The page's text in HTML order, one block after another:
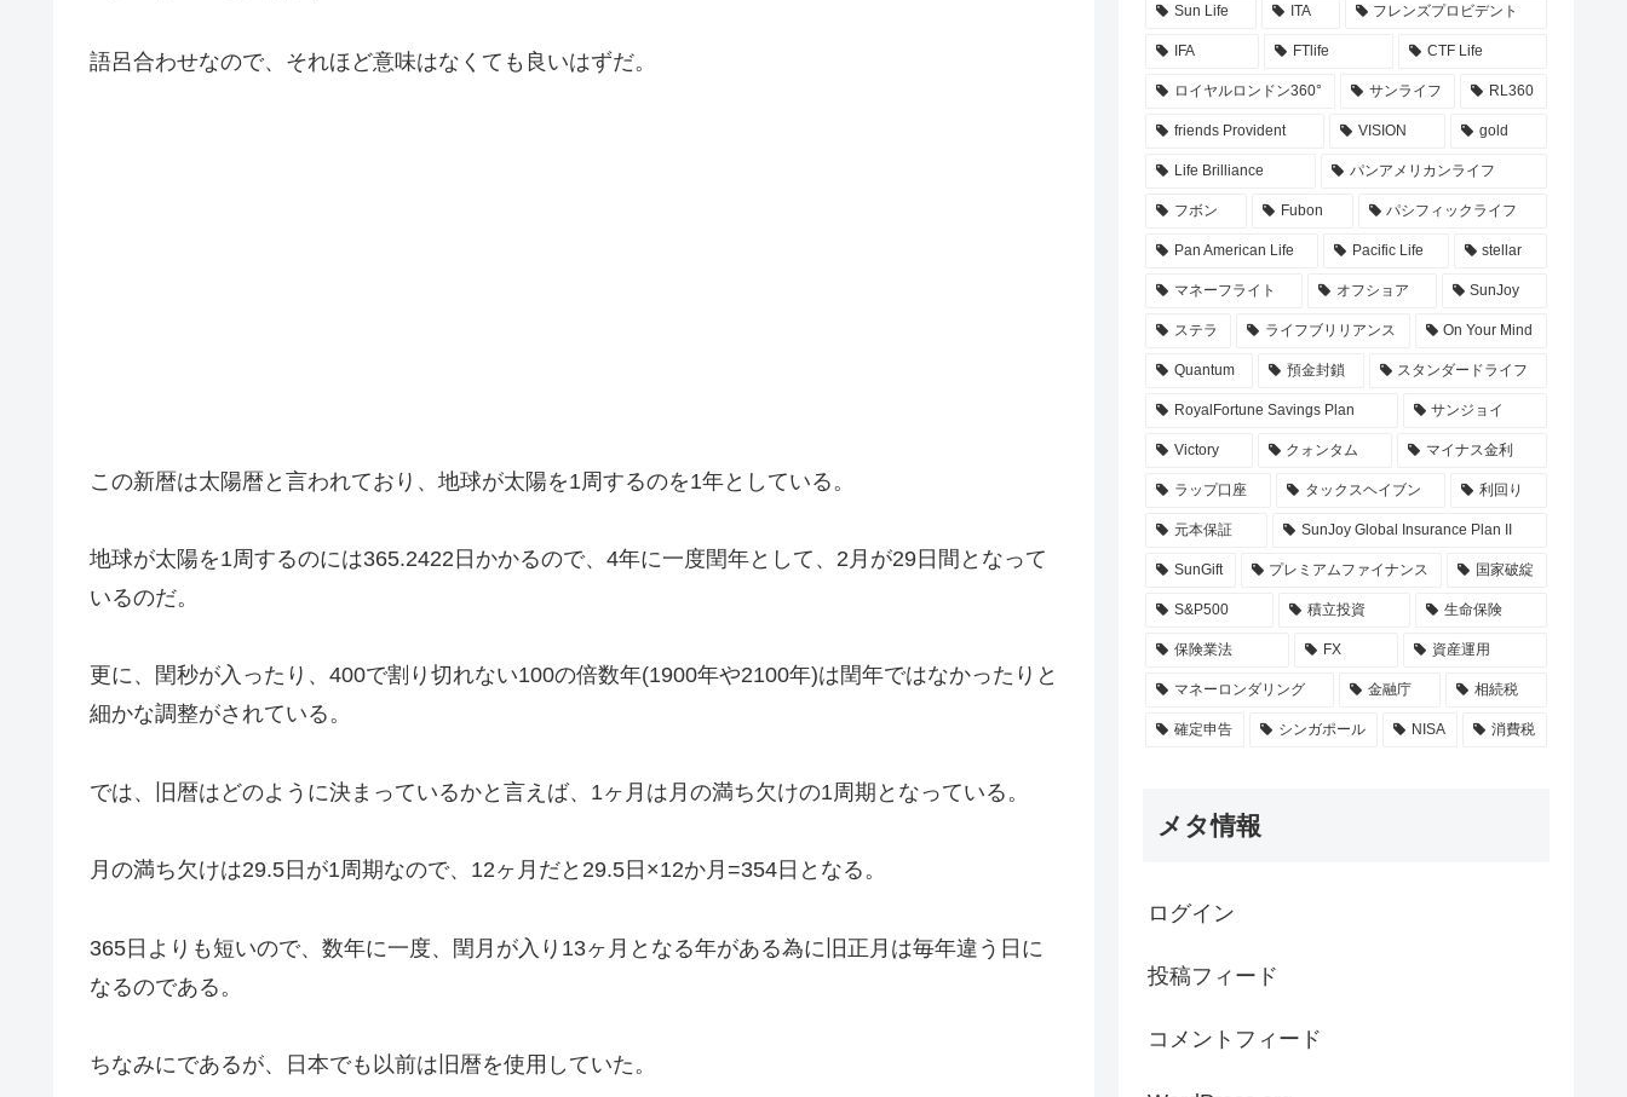
語呂合わせなので、それほど意味はなくても良いはずだ。
この新暦は太陽暦と言われており、地球が太陽を1周するのを1年としている。
地球が太陽を1周するのには365.2422日かかるので、4年に一度閏年として、2月が29日間となって
いるのだ。
更に、閏秒が入ったり、400で割り切れない100の倍数年(1900年や2100年)は閏年ではなかったりと
細かな調整がされている。
では、旧暦はどのように決まっているかと言えば、1ヶ月は月の満ち欠けの1周期となっている。
月の満ち欠けは29.5日が1周期なので、12ヶ月だと29.5日×12か月=354日となる。
365日よりも短いので、数年に一度、閏月が入り13ヶ月となる年がある為に旧正月は毎年違う日に
なるのである。
ちなみにであるが、日本でも以前は旧暦を使用していた。
Sun Life ITA フレンズプロビデント
IFA FTlife CTF Life
ロイヤルロンドン360° サンライフ RL360
friends Provident VISION gold
Life Brilliance パンアメリカンライフ
フボン Fubon パシフィックライフ
Pan American Life Pacific Life stellar
マネーフライト オフショア SunJoy
ステラ ライフブリリアンス On Your Mind
Quantum 預金封鎖 スタンダードライフ
RoyalFortune Savings Plan サンジョイ
Victory クォンタム マイナス金利
ラップ口座 タックスヘイブン 利回り
元本保証 SunJoy Global Insurance Plan II
SunGift プレミアムファイナンス 国家破綻
S&P500 積立投資 生命保険
保険業法 FX 資産運用
マネーロンダリング 金融庁 相続税
確定申告 シンガポール NISA 消費税
メタ情報
ログイン
投稿フィード
コメントフィード